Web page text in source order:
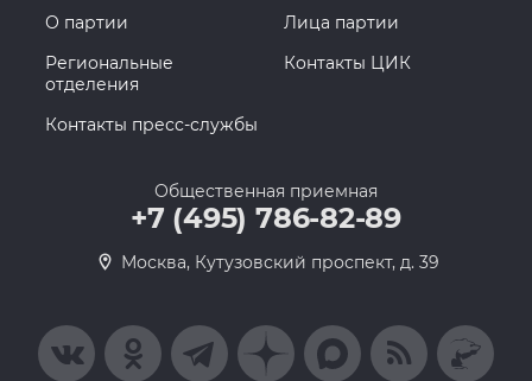
О партии
Лица партии
Региональные
отделения
Контакты ЦИК
Контакты пресс-службы
Общественная приемная
+7 (495) 786-82-89
Москва, Кутузовский проспект, д. 39